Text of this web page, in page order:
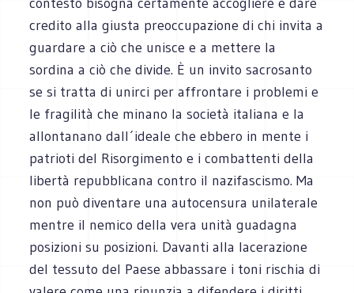
credito alla giusta preoccupazione di chi invita a
guardare a ciò che unisce e a mettere la
sordina a ciò che divide. È un invito sacrosanto
se si tratta di unirci per affrontare i problemi e
le fragilità che minano la società italiana e la
allontanano dall´ideale che ebbero in mente i
patrioti del Risorgimento e i combattenti della
libertà repubblicana contro il nazifascismo. Ma
non può diventare una autocensura unilaterale
mentre il nemico della vera unità guadagna
posizioni su posizioni. Davanti alla lacerazione
del tessuto del Paese abbassare i toni rischia di